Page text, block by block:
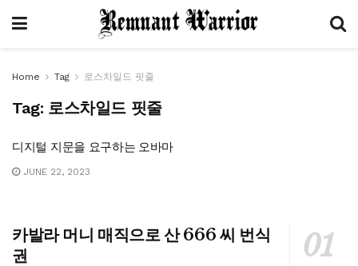
Home Tag 로스차일드 핏줄
Tag: 로스차일드 핏줄
디지털 지문을 요구하는 오바마
JUNE 22, 2023
카발라 머니 매직으로 산 666 씨 번식
권